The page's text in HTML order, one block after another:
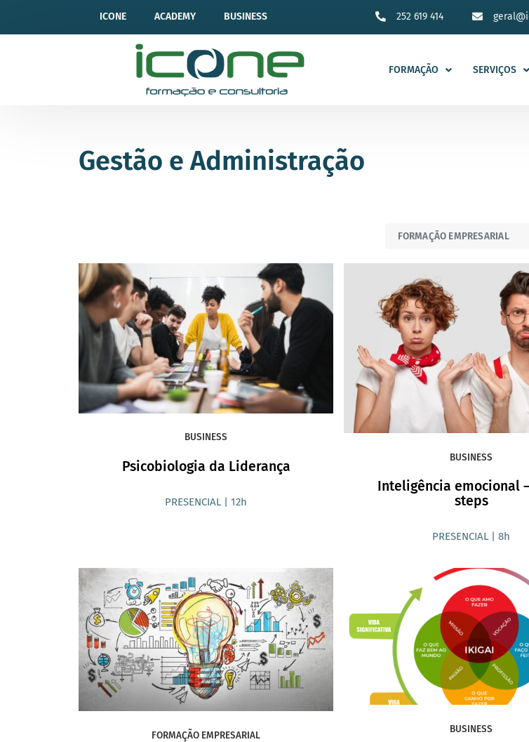
ICONE ACADEMY BUSINESS 252 619 414
FORMAÇÃO SERVIÇOS
Gestão e Administração
BUSINESS
Psicobiologia da Liderança
PRESENCIAL | 12h
BUSINESS
Inteligência emocional
steps
PRESENCIAL | 8h
FORMAÇÃO EMPRESARIAL
BUSINESS